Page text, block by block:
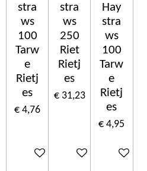
stra
ws
100
Tarw
e
Rietj
es
€ 4,76
In winkelwagen
stra
ws
250
Riet
Rietj
es
€ 31,23
In winkelwagen
Hay
stra
ws
100
Tarw
e
Rietj
es
€ 4,95
In